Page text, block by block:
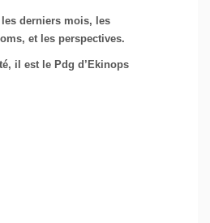
derniers mois, les
et les perspectives.
il est le Pdg d’Ekinops